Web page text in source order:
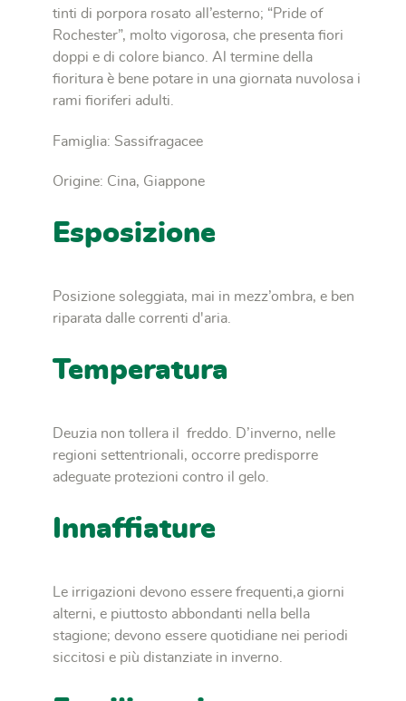
tinti di porpora rosato all’esterno; “Pride of
Rochester”, molto vigorosa, che presenta ﬁori
doppi e di colore bianco. Al termine della
ﬁoritura è bene potare in una giornata nuvolosa i
rami ﬁoriferi adulti.
Famiglia: Sassifragacee
Origine: Cina, Giappone
Esposizione
Posizione soleggiata, mai in mezz’ombra, e ben
riparata dalle correnti d'aria.
Temperatura
Deuzia non tollera il freddo. D’inverno, nelle
regioni settentrionali, occorre predisporre
adeguate protezioni contro il gelo.
Innaffiature
Le irrigazioni devono essere frequenti,a giorni
alterni, e piuttosto abbondanti nella bella
stagione; devono essere quotidiane nei periodi
siccitosi e più distanziate in inverno.